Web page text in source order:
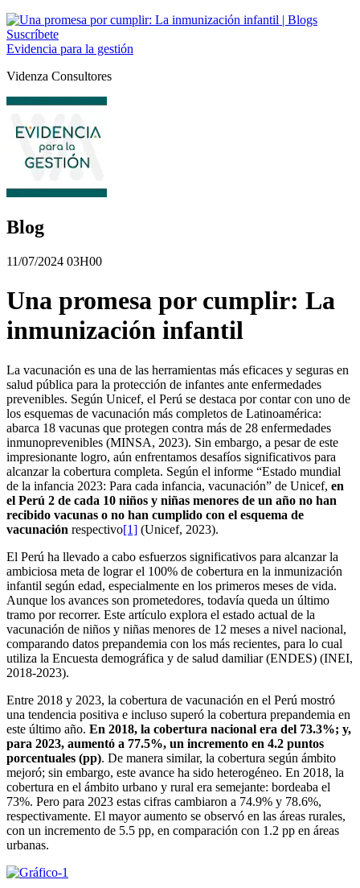
Suscríbete
Evidencia para la gestión
Videnza Consultores
Blog
11/07/2024 03H00
Una promesa por cumplir: La
inmunización infantil
La vacunación es una de las herramientas más eficaces y seguras en
salud pública para la protección de infantes ante enfermedades
prevenibles. Según Unicef, el Perú se destaca por contar con uno de
los esquemas de vacunación más completos de Latinoamérica:
abarca 18 vacunas que protegen contra más de 28 enfermedades
inmunoprevenibles (MINSA, 2023). Sin embargo, a pesar de este
impresionante logro, aún enfrentamos desafíos significativos para
alcanzar la cobertura completa. Según el informe “Estado mundial
de la infancia 2023: Para cada infancia, vacunación” de Unicef, en
el Perú 2 de cada 10 niños y niñas menores de un año no han
recibido vacunas o no han cumplido con el esquema de
vacunación respectivo[1] (Unicef, 2023).
El Perú ha llevado a cabo esfuerzos significativos para alcanzar la
ambiciosa meta de lograr el 100% de cobertura en la inmunización
infantil según edad, especialmente en los primeros meses de vida.
Aunque los avances son prometedores, todavía queda un último
tramo por recorrer. Este artículo explora el estado actual de la
vacunación de niños y niñas menores de 12 meses a nivel nacional,
comparando datos prepandemia con los más recientes, para lo cual
utiliza la Encuesta demográfica y de salud damiliar (ENDES) (INEI,
2018-2023).
Entre 2018 y 2023, la cobertura de vacunación en el Perú mostró
una tendencia positiva e incluso superó la cobertura prepandemia en
este último año. En 2018, la cobertura nacional era del 73.3%; y,
para 2023, aumentó a 77.5%, un incremento en 4.2 puntos
porcentuales (pp). De manera similar, la cobertura según ámbito
mejoró; sin embargo, este avance ha sido heterogéneo. En 2018, la
cobertura en el ámbito urbano y rural era semejante: bordeaba el
73%. Pero para 2023 estas cifras cambiaron a 74.9% y 78.6%,
respectivamente. El mayor aumento se observó en las áreas rurales,
con un incremento de 5.5 pp, en comparación con 1.2 pp en áreas
urbanas.